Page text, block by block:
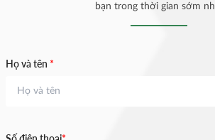
bạn trong thời gian sớm
Họ và tên *